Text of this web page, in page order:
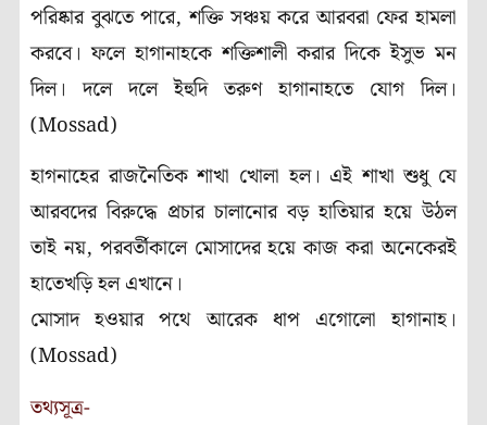
পরিষ্কার বুঝতে পারে, শক্তি সঞ্চয় করে আরবরা ফের হামলা
করবে। ফলে হাগানাহকে শক্তিশালী করার দিকে ইসুভ মন
দিল। দলে দলে ইহুদি তরুণ হাগানাহতে যোগ দিল।
(Mossad)
হাগনাহের রাজনৈতিক শাখা খোলা হল। এই শাখা শুধু যে
আরবদের বিরুদ্ধে প্রচার চালানোর বড় হাতিয়ার হয়ে উঠল
তাই নয়, পরবর্তীকালে মোসাদের হয়ে কাজ করা অনেকেরই
হাতেখড়ি হল এখানে।
মোসাদ হওয়ার পথে আরেক ধাপ এগোলো হাগানাহ।
(Mossad)
তথ্যসূত্র-